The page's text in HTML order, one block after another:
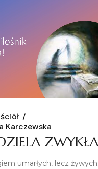
Karczewska
ZWYKŁA
umarłych, lecz żywych;